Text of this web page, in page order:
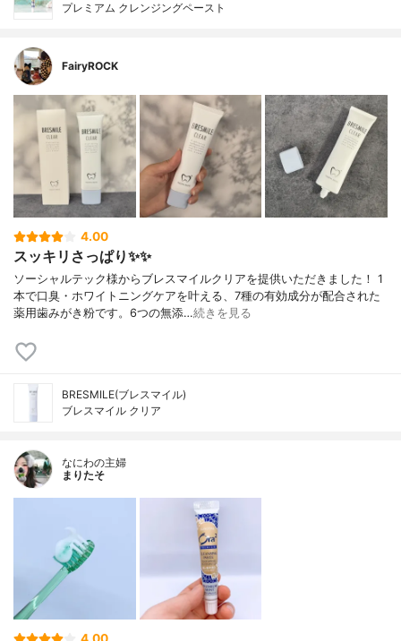
プレミアム クレンジングペースト
FairyROCK
4.00
スッキリさっぱり✨✨
ソーシャルテック様からブレスマイルクリアを提供いただきました！ 1
本で口臭・ホワイトニングケアを叶える、7種の有効成分が配合された
薬用歯みがき粉です。6つの無添…続きを見る
BRESMILE(ブレスマイル)
ブレスマイル クリア
なにわの主婦
まりたそ